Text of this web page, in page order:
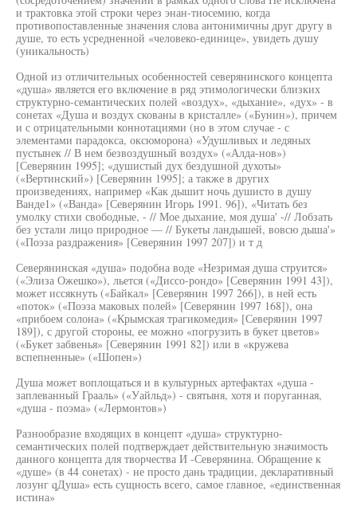
и трактовка этой строки через энан-тиосемию, когда
противопоставленные значения слова антонимичны друг другу в
душе, то есть усредненной «человеко-единице», увидеть душу
(уникальность)
Одной из отличительных особенностей северянинского концепта
«душа» является его включение в ряд этимологически близких
структурно-семантических полей «воздух», «дыхание», «дух» - в
сонетах «Душа и воздух скованы в кристалле» («Бунин»), причем
и с отрицательными коннотациями (но в этом случае - с
элементами парадокса, оксюморона) «Удушливых и ледяных
пустынек // В нем безвоздушный воздух» («Алда-нов»)
[Северянин 1995]; «душистый дух бездушной духоты»
(«Вертинский») [Северянин 1995]; а также в других
произведениях, например «Как дышит ночь душисто в душу
Ванде1» («Ванда» [Северянин Игорь 1991. 96]), «Читать без
умолку стихи свободные, - // Мое дыхание, моя душа' -// Лобзать
без устали лицо природное — // Букеты ландышей, вовсю дыша'»
(«Поэза раздражения» [Северянин 1997 207]) и т д
Северянинская «душа» подобна воде «Незримая душа струится»
(«Элиза Ожешко»), льется («Диссо-рондо» [Северянин 1991 43]),
может иссякнуть («Байкал» [Северянин 1997 266]), в ней есть
«поток» («Поэза маковых полей» [Северянин 1997 168]), она
«прибоем солона» («Крымская трагикомедия» [Северянин 1997
189]), с другой стороны, ее можно «погрузить в букет цветов»
(«Букет забвенья» [Северянин 1991 82]) или в «кружева
вспепненные» («Шопен»)
Душа может воплощаться и в культурных артефактах «душа -
заплеванный Грааль» («Уайльд») - святыня, хотя и поруганная,
«душа - поэма» («Лермонтов»)
Разнообразие входящих в концепт «душа» структурно-
семантических полей подтверждает действительную значимость
данного концепта для творчества И -Северянина. Обращение к
«душе» (в 44 сонетах) - не просто дань традиции, декларативный
лозунг qДуша» есть сущность всего, самое главное, «единственная
истина»